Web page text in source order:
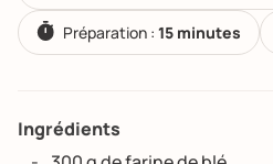
Préparation :15 minutes
Ingrédients